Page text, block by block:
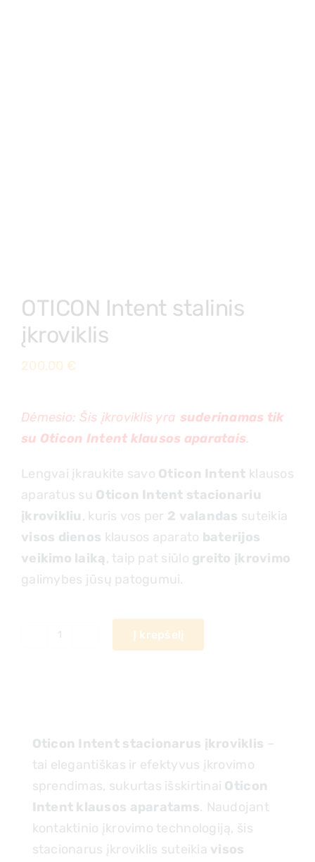
OTICON Intent stalinis
įkroviklis
200,00 €
Dėmesio: Šis įkroviklis yra suderinamas tik
su Oticon Intent klausos aparatais.
Lengvai įkraukite savo Oticon Intent klausos
aparatus su Oticon Intent stacionariu
įkrovikliu , kuris vos per 2 valandas suteikia
visos dienos klausos aparato baterijos
veikimo laiką , taip pat siūlo greito įkrovimo
galimybes jūsų patogumui.
įkroviklis
Į krepšelį
Oticon Intent stacionarus įkroviklis –
tai elegantiškas ir efektyvus įkrovimo
sprendimas, sukurtas išskirtinai Oticon
Intent klausos aparatams. Naudojant
kontaktinio įkrovimo technologiją, šis
stacionarus įkroviklis suteikia visos